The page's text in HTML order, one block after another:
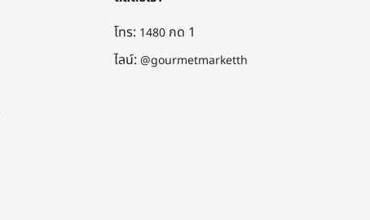
โทร: 1480 กด 1
ไลน์: @gourmetmarketth